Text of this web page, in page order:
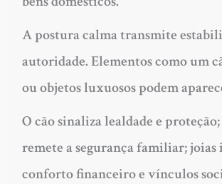
A postura calma transmite
autoridade. Elementos como um
ou objetos luxuosos podem
O cão sinaliza lealdade e proteção;
remete a segurança familiar;
conforto financeiro e vínculos